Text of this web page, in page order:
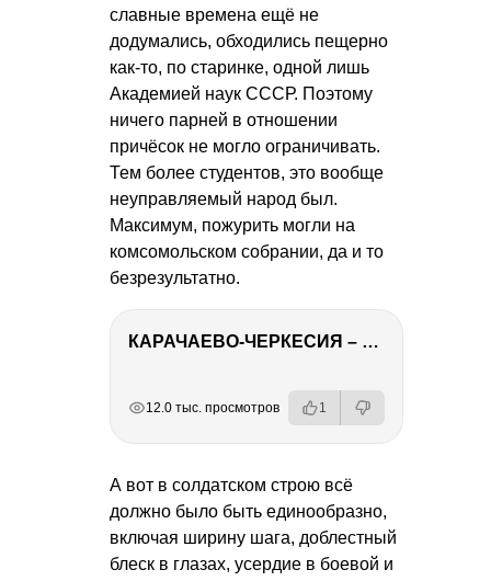
славные времена ещё не
додумались, обходились пещерно
как-то, по старинке, одной лишь
Академией наук СССР. Поэтому
ничего парней в отношении
причёсок не могло ограничивать.
Тем более студентов, это вообще
неуправляемый народ был.
Максимум, пожурить могли на
комсомольском собрании, да и то
безрезультатно.
КАРАЧАЕВО-ЧЕРКЕСИЯ – ПУТЕШЕСТВИЕ НА КАВКАЗ часть 2
12.0 тыс. просмотров 1
А вот в солдатском строю всё
должно было быть единообразно,
включая ширину шага, доблестный
блеск в глазах, усердие в боевой и